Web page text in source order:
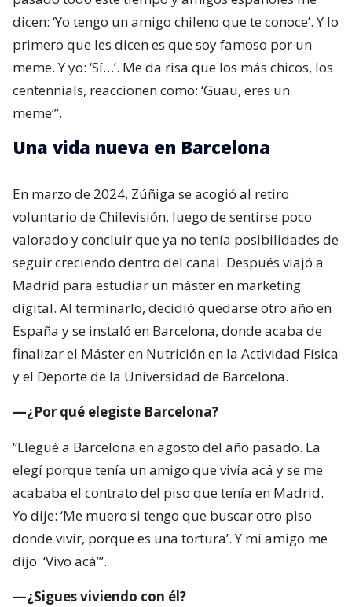
dicen: ‘Yo tengo un amigo chileno que te conoce’. Y lo
primero que les dicen es que soy famoso por un
meme. Y yo: ‘Sí…’. Me da risa que los más chicos, los
centennials, reaccionen como: ‘Guau, eres un
meme’”.
Una vida nueva en Barcelona
En marzo de 2024, Zúñiga se acogió al retiro
voluntario de Chilevisión, luego de sentirse poco
valorado y concluir que ya no tenía posibilidades de
seguir creciendo dentro del canal. Después viajó a
Madrid para estudiar un máster en marketing
digital. Al terminarlo, decidió quedarse otro año en
España y se instaló en Barcelona, donde acaba de
finalizar el Máster en Nutrición en la Actividad Física
y el Deporte de la Universidad de Barcelona.
—¿Por qué elegiste Barcelona?
“Llegué a Barcelona en agosto del año pasado. La
elegí porque tenía un amigo que vivía acá y se me
acababa el contrato del piso que tenía en Madrid.
Yo dije: ‘Me muero si tengo que buscar otro piso
donde vivir, porque es una tortura’. Y mi amigo me
dijo: ‘Vivo acá’”.
—¿Sigues viviendo con él?